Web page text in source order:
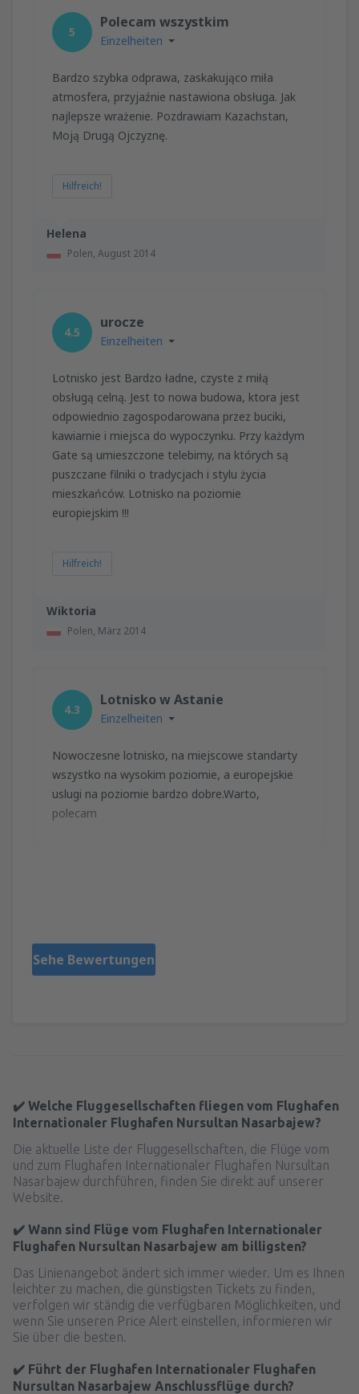
Helena
Polen, August 2014
5
Polecam wszystkim
Einzelheiten
Bardzo szybka odprawa, zaskakująco miła
atmosfera, przyjaźnie nastawiona obsługa. Jak
najlepsze wrażenie. Pozdrawiam Kazachstan,
Moją Drugą Ojczyznę.
Hilfreich!
Wiktoria
Polen, März 2014
4.5
urocze
Einzelheiten
Lotnisko jest Bardzo ładne, czyste z miłą
obsługą celną. Jest to nowa budowa, ktora jest
odpowiednio zagospodarowana przez buciki,
kawiarnie i miejsca do wypoczynku. Przy każdym
Gate są umieszczone telebimy, na których są
puszczane filniki o tradycjach i stylu życia
mieszkańców. Lotnisko na poziomie
europiejskim !!!
Hilfreich!
4.3
Lotnisko w Astanie
Einzelheiten
Nowoczesne lotnisko, na miejscowe standarty
wszystko na wysokim poziomie, a europejskie
uslugi na poziomie bardzo dobre.Warto,
polecam
Sehe Bewertungen
✔️ Welche Fluggesellschaften fliegen vom Flughafen
Internationaler Flughafen Nursultan Nasarbajew?
Die aktuelle Liste der Fluggesellschaften, die Flüge vom
und zum Flughafen Internationaler Flughafen Nursultan
Nasarbajew durchführen, finden Sie direkt auf unserer
Website.
✔️ Wann sind Flüge vom Flughafen Internationaler
Flughafen Nursultan Nasarbajew am billigsten?
Das Linienangebot ändert sich immer wieder. Um es Ihnen
leichter zu machen, die günstigsten Tickets zu finden,
verfolgen wir ständig die verfügbaren Möglichkeiten, und
wenn Sie unseren Price Alert einstellen, informieren wir
Sie über die besten.
✔️ Führt der Flughafen Internationaler Flughafen
Nursultan Nasarbajew Anschlussflüge durch?